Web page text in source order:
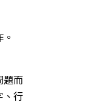
題而
、行